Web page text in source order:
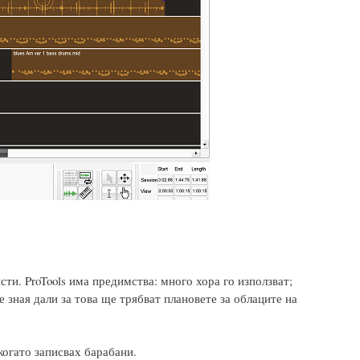
ProTools има предимства: много хора го използват;
дали за това ще трябват плановете за облаците на
записвах барабани.